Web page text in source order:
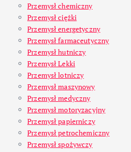
Przemysł chemiczny
Przemysł ciężki
Przemysł energetyczny
Przemysł farmaceutyczny
Przemysł hutniczy
Przemysł Lekki
Przemysł lotniczy
Przemysł maszynowy
Przemysł medyczny
Przemysł motoryzacyjny
Przemysł papierniczy
Przemysł petrochemiczny
Przemysł spożywczy